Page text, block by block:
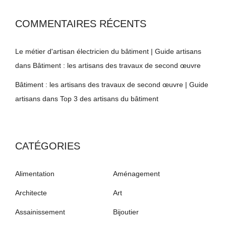
COMMENTAIRES RÉCENTS
Le métier d'artisan électricien du bâtiment | Guide artisans
dans Bâtiment : les artisans des travaux de second œuvre
Bâtiment : les artisans des travaux de second œuvre | Guide
artisans dans Top 3 des artisans du bâtiment
CATÉGORIES
Alimentation Aménagement
Architecte Art
Assainissement Bijoutier